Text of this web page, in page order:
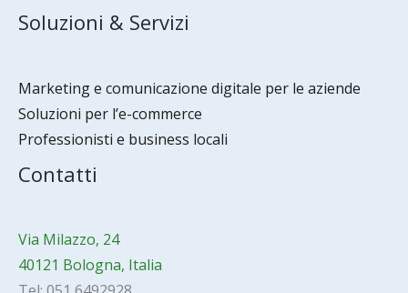
Soluzioni & Servizi
Marketing e comunicazione digitale per le aziende
Soluzioni per l’e-commerce
Professionisti e business locali
Contatti
Via Milazzo, 24
40121 Bologna, Italia